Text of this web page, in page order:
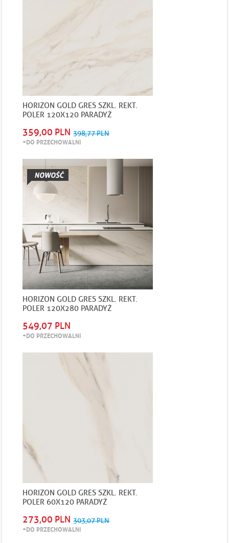
HORIZON GOLD GRES SZKL. REKT.
POLER 120X120 PARADYŻ
359,00 PLN 398,77 PLN
+DO PRZECHOWALNI
HORIZON GOLD GRES SZKL. REKT.
POLER 120X280 PARADYŻ
549,07 PLN
+DO PRZECHOWALNI
HORIZON GOLD GRES SZKL. REKT.
POLER 60X120 PARADYŻ
273,00 PLN 303,07 PLN
+DO PRZECHOWALNI